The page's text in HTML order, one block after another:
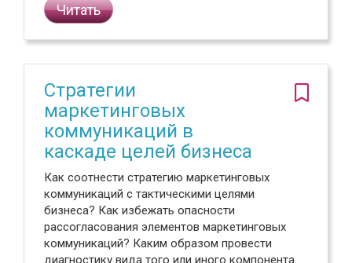
Читать
Стратегии
маркетинговых
коммуникаций в
каскаде целей бизнеса
Как соотнести стратегию маркетинговых
коммуникаций с тактическими целями
бизнеса? Как избежать опасности
рассогласования элементов маркетинговых
коммуникаций? Каким образом провести
диагностику вида того или иного компонента